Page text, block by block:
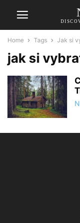
Home Tags Jak si
jak si